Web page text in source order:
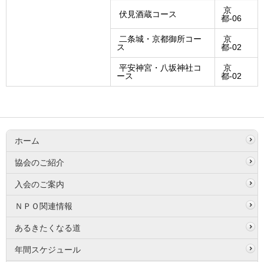
伏見酒蔵コース
京
都-06
二条城・京都御所コー
ス
京
都-02
平安神宮・八坂神社コ
ース
京
都-02
ホーム
協会のご紹介
入会のご案内
ＮＰＯ関連情報
あるきたくなる道
年間スケジュール